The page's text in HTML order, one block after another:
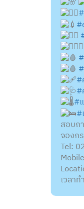
#
#
สอบถ
จองก
Tel:
เวลา